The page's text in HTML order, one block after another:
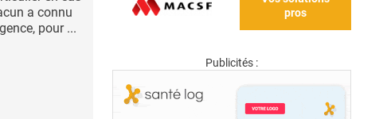
a connu
pour ...
pros
Publicités :